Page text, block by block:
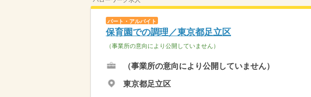
パート・アルバイト
保育園での調理／東京都足立区
（事業所の意向により公開していません）
（事業所の意向により公開していません）
東京都足立区